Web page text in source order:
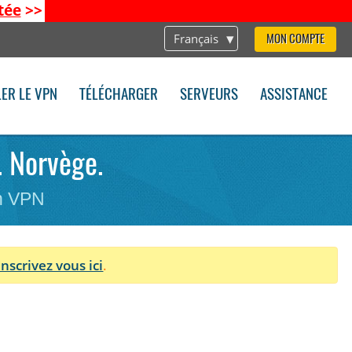
>>
Français MON COMPTE
LE VPN TÉLÉCHARGER SERVEURS ASSISTANCE
Norvège.
VPN
vous ici.